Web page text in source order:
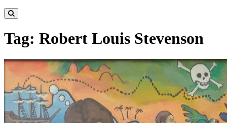
Tag: Robert Louis Stevenson